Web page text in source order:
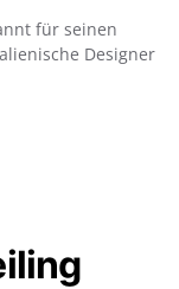
für seinen
Designer